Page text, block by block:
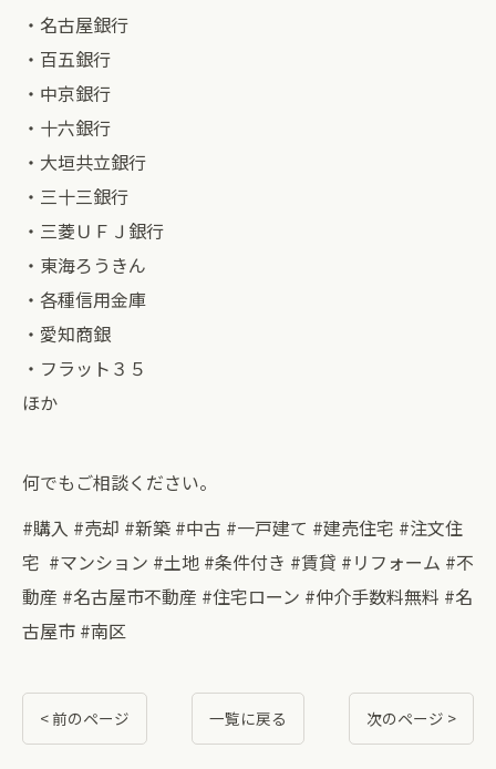
・名古屋銀行
・百五銀行
・中京銀行
・十六銀行
・大垣共立銀行
・三十三銀行
・三菱ＵＦＪ銀行
・東海ろうきん
・各種信用金庫
・愛知商銀
・フラット３５
ほか
何でもご相談ください。
#購入 #売却 #新築 #中古 #一戸建て #建売住宅 #注文住
宅 #マンション #土地 #条件付き #賃貸 #リフォーム #不
動産 #名古屋市不動産 #住宅ローン #仲介手数料無料 #名
古屋市 #南区
< 前のページ 一覧に戻る 次のページ >